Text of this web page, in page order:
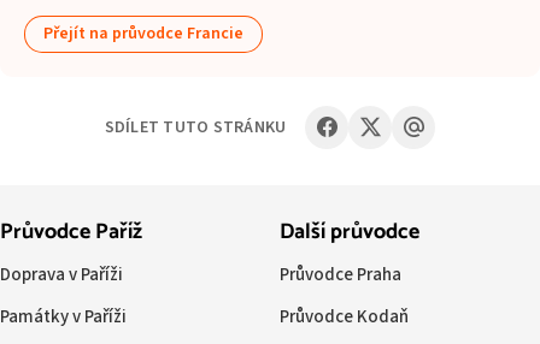
Přejít na průvodce Francie
SDÍLET TUTO STRÁNKU
Průvodce Paříž
Doprava v Paříži
Památky v Paříži
Další průvodce
Průvodce Praha
Průvodce Kodaň